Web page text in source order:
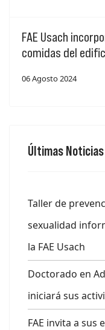
FAE Usach
comidas del
06 Agosto 2024
Últimas Noticias
Taller de
sexualidad
la FAE Usach
Doctorado en
iniciará sus
FAE invita a sus